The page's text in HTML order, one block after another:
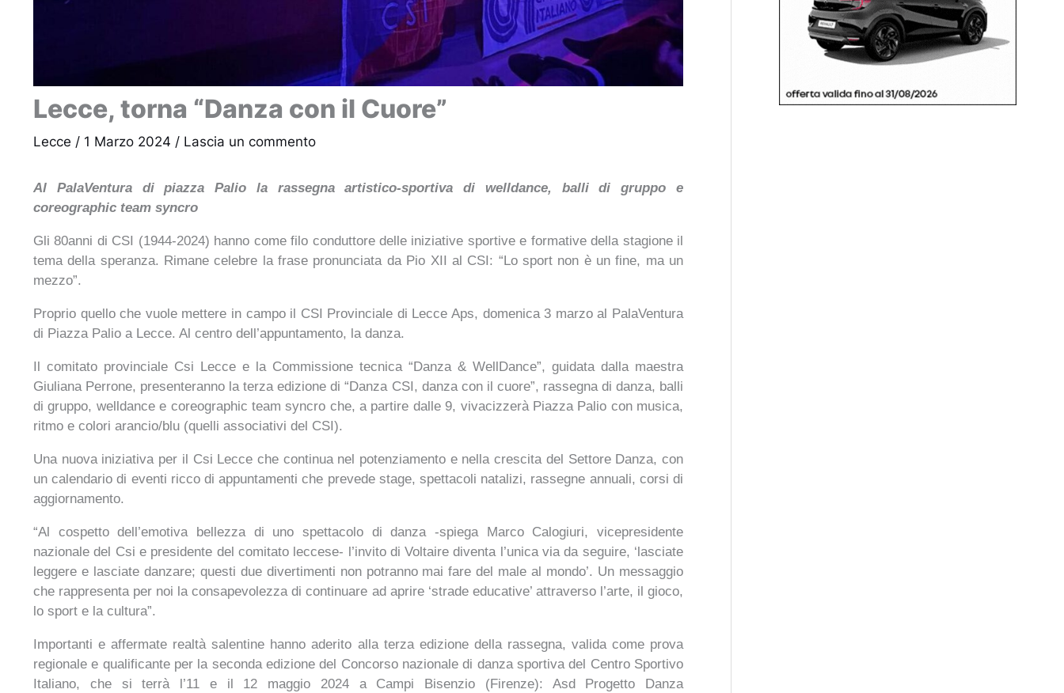
Lecce, torna “Danza con il Cuore”
Lecce / 1 Marzo 2024 / Lascia un commento
Al PalaVentura di piazza Palio la rassegna artistico-sportiva di welldance, balli di gruppo e
coreographic team syncro
Gli 80anni di CSI (1944-2024) hanno come filo conduttore delle iniziative sportive e formative della stagione il
tema della speranza. Rimane celebre la frase pronunciata da Pio XII al CSI: “Lo sport non è un fine, ma un
mezzo”.
Proprio quello che vuole mettere in campo il CSI Provinciale di Lecce Aps, domenica 3 marzo al PalaVentura
di Piazza Palio a Lecce. Al centro dell’appuntamento, la danza.
Il comitato provinciale Csi Lecce e la Commissione tecnica “Danza & WellDance”, guidata dalla maestra
Giuliana Perrone, presenteranno la terza edizione di “Danza CSI, danza con il cuore”, rassegna di danza, balli
di gruppo, welldancee coreographic team syncro che, a partire dalle 9, vivacizzerà Piazza Palio con musica,
ritmo e colori arancio/blu (quelli associativi del CSI).
Una nuova iniziativa per il Csi Lecce che continua nel potenziamento e nella crescita del Settore Danza, con
un calendario di eventi ricco di appuntamenti che prevede stage, spettacoli natalizi, rassegne annuali, corsi di
aggiornamento.
“Al cospetto dell’emotiva bellezza di uno spettacolo di danza -spiega Marco Calogiuri, vicepresidente
nazionale del Csi e presidente del comitato leccese- l’invito di Voltaire diventa l’unica via da seguire, ‘lasciate
leggere e lasciate danzare; questi due divertimenti non potranno mai fare del male al mondo’. Un messaggio
che rappresenta per noi la consapevolezza di continuare ad aprire ‘strade educative’attraverso l’arte, il gioco,
lo sport e la cultura”.
Importanti e affermate realtà salentine hanno aderito alla terza edizione della rassegna, valida come prova
regionale e qualificante per la seconda edizione del Concorso nazionale di danza sportiva del Centro Sportivo
Italiano, che si terrà l’11 e il 12 maggio 2024 a Campi Bisenzio (Firenze): Asd Progetto Danza